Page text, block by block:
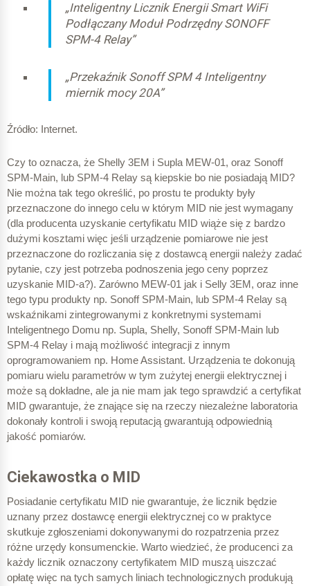
± 0,09 A
prądu dla licznika OR-WE-516
„Inteligentny Licznik Energii Smart WiFi
Podłączany Moduł Podrzędny SONOFF
SPM-4 Relay”
„Przekaźnik Sonoff SPM 4 Inteligentny
miernik mocy 20A”
Źródło: Internet.
Czy to oznacza, że Shelly 3EM i Supla MEW-01, oraz Sonoff
SPM-Main, lub SPM-4 Relay są kiepskie bo nie posiadają MID?
Nie można tak tego określić, po prostu te produkty były
przeznaczone do innego celu w którym MID nie jest wymagany
(dla producenta uzyskanie certyfikatu MID wiąże się z bardzo
dużymi kosztami więc jeśli urządzenie pomiarowe nie jest
przeznaczone do rozliczania się z dostawcą energii należy zadać
pytanie, czy jest potrzeba podnoszenia jego ceny poprzez
uzyskanie MID-a?). Zarówno MEW-01 jak i Selly 3EM, oraz inne
tego typu produkty np. Sonoff SPM-Main, lub SPM-4 Relay są
wskaźnikami zintegrowanymi z konkretnymi systemami
Inteligentnego Domu np. Supla, Shelly, Sonoff SPM-Main lub
SPM-4 Relay i mają możliwość integracji z innym
oprogramowaniem np. Home Assistant. Urządzenia te dokonują
pomiaru wielu parametrów w tym zużytej energii elektrycznej i
może są dokładne, ale ja nie mam jak tego sprawdzić a certyfikat
MID gwarantuje, że znające się na rzeczy niezależne laboratoria
dokonały kontroli i swoją reputacją gwarantują odpowiednią
jakość pomiarów.
Ciekawostka o MID
Posiadanie certyfikatu MID nie gwarantuje, że licznik będzie
uznany przez dostawcę energii elektrycznej co w praktyce
skutkuje zgłoszeniami dokonywanymi do rozpatrzenia przez
różne urzędy konsumenckie. Warto wiedzieć, że producenci za
każdy licznik oznaczony certyfikatem MID muszą uiszczać
opłatę więc na tych samych liniach technologicznych produkują